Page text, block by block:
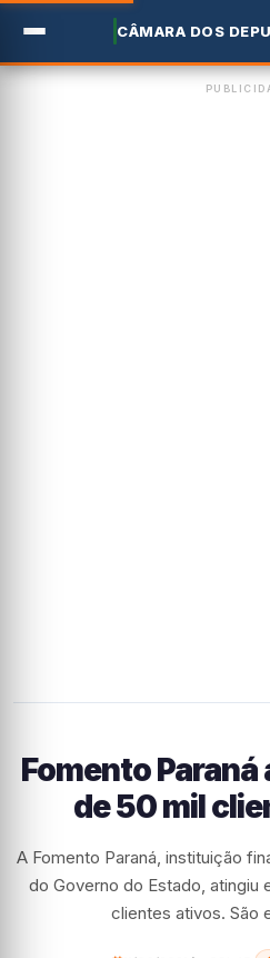
CÂMARA DOS
Fomento
de 50 mil
A Fomento Paraná, instituição
do Governo do Estado, atingiu
clientes ativos. São